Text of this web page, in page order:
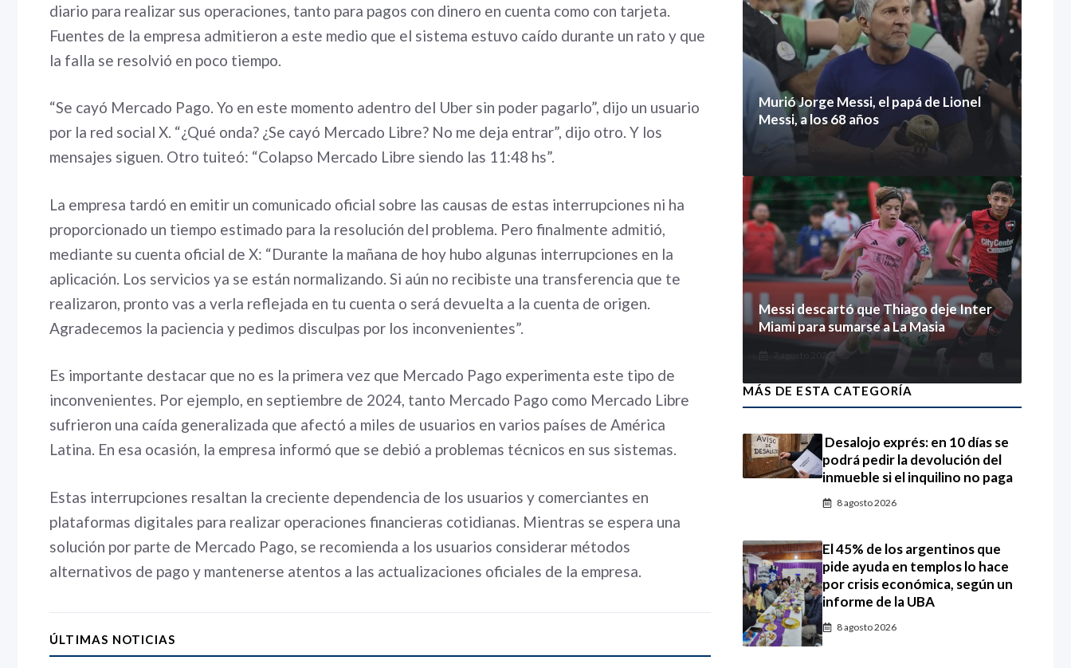
diario para realizar sus operaciones, tanto para pagos con dinero en cuenta como con tarjeta.
Fuentes de la empresa admitieron a este medio que el sistema estuvo caído durante un rato y que
la falla se resolvió en poco tiempo.
“Se cayó Mercado Pago. Yo en este momento adentro del Uber sin poder pagarlo”, dijo un usuario
por la red social X. “¿Qué onda? ¿Se cayó Mercado Libre? No me deja entrar”, dijo otro. Y los
mensajes siguen. Otro tuiteó: “Colapso Mercado Libre siendo las 11:48 hs”.
La empresa tardó en emitir un comunicado oficial sobre las causas de estas interrupciones ni ha
proporcionado un tiempo estimado para la resolución del problema.​ Pero finalmente admitió,
mediante su cuenta oficial de X: “Durante la mañana de hoy hubo algunas interrupciones en la
aplicación. Los servicios ya se están normalizando. Si aún no recibiste una transferencia que te
realizaron, pronto vas a verla reflejada en tu cuenta o será devuelta a la cuenta de origen.
Agradecemos la paciencia y pedimos disculpas por los inconvenientes”.
Es importante destacar que no es la primera vez que Mercado Pago experimenta este tipo de
inconvenientes. Por ejemplo, en septiembre de 2024, tanto Mercado Pago como Mercado Libre
sufrieron una caída generalizada que afectó a miles de usuarios en varios países de América
Latina. En esa ocasión, la empresa informó que se debió a problemas técnicos en sus sistemas.
Estas interrupciones resaltan la creciente dependencia de los usuarios y comerciantes en
plataformas digitales para realizar operaciones financieras cotidianas. Mientras se espera una
solución por parte de Mercado Pago, se recomienda a los usuarios considerar métodos
alternativos de pago y mantenerse atentos a las actualizaciones oficiales de la empresa.
ÚLTIMAS NOTICIAS
Murió Jorge Messi, el papá de Lionel
Messi, a los 68 años
Messi descartó que Thiago deje Inter
Miami para sumarse a La Masia
7 agosto 2026
MÁS DE ESTA CATEGORÍA
Desalojo exprés: en 10 días se
podrá pedir la devolución del
inmueble si el inquilino no paga
8 agosto 2026
El 45% de los argentinos que
pide ayuda en templos lo hace
por crisis económica, según un
informe de la UBA
8 agosto 2026